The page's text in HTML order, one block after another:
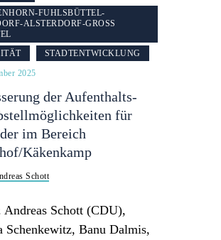
FUHLSBÜTTEL-
ALSTERDORF-GROSS B
STADTENTWICKLUNG
2025
der Aufenthalts-
für
im Bereich
Käkenkamp
Schott
Andreas Schott (CDU),
Schenkewitz, Banu Dalmis,